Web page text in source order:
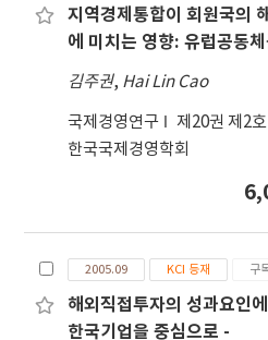
하는데 일조할 수 있을 것으
접투자 성과를 비교하여 대
자 성과가 한국을 앞선다는
기술, 바이어 관계, 동반진
투자지분, 해외직접투자 경
되었다. 셋째, 7개 요인 중에
직접투자의 성과의 차이를
율, 동반진출 수준, 진입시
비롯된다는 것을 보여주고
의 경우, 해외 직접투자시 한
지역경제통합이 회원국의
에 미치는 영향: 유럽공동
김주권, Hai Lin Cao
국제경영연구 제20권 제2호
한국국제경영학회
2005.09 KCI 등재 구
해외직접투자의 성과요인
한국기업을 중심으로 -